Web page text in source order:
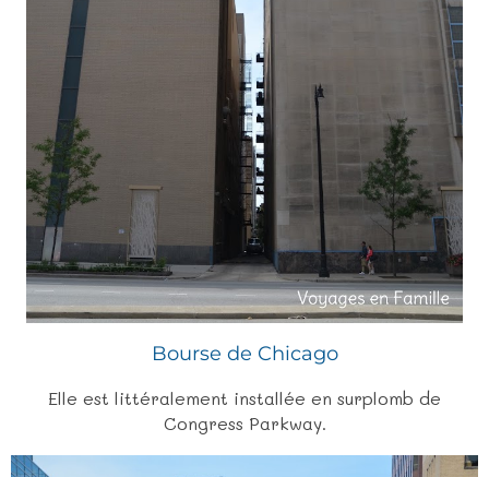
Bourse de Chicago
Elle est littéralement installée en surplomb de
Congress Parkway.